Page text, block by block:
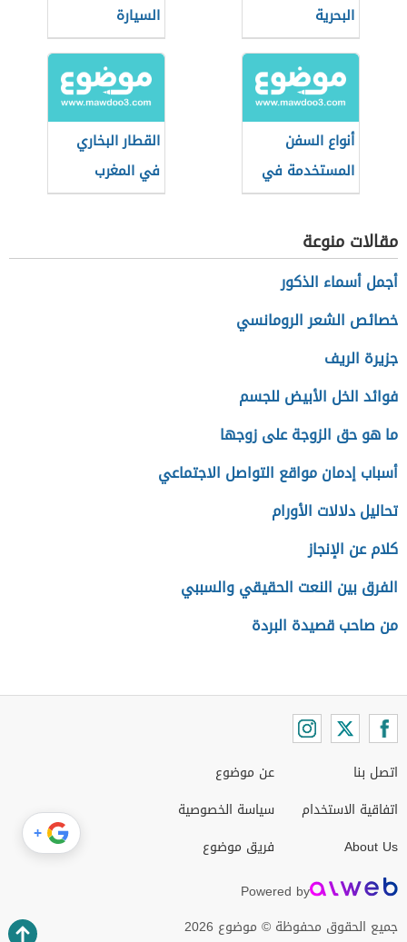
البحرية
السيارة
أنواع السفن
المستخدمة في
الغوص للبحث عن
اللؤلؤ
القطار البخاري
في المغرب
مقالات منوعة
أجمل أسماء الذكور
خصائص الشعر الرومانسي
جزيرة الريف
فوائد الخل الأبيض للجسم
ما هو حق الزوجة على زوجها
أسباب إدمان مواقع التواصل الاجتماعي
تحاليل دلالات الأورام
كلام عن الإنجاز
الفرق بين النعت الحقيقي والسببي
من صاحب قصيدة البردة
اتصل بنا
اتفاقية الاستخدام
About Us
عن موضوع
سياسة الخصوصية
فريق موضوع
Powered by
جميع الحقوق محفوظة © موضوع 2026
+